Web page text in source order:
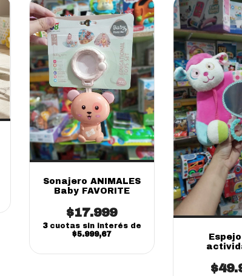
Sonajero ANIMALES
Baby FAVORITE
$17.999
3 cuotas sin interés de
$5.999,67